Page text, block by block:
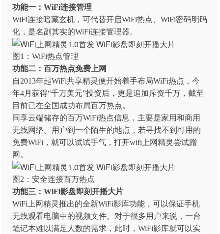
功能一：WiFi连接管理
WiFi连接暗藏玄机，可代替开启WiFi热点、WiFi密码明码
化，是名副其实的WiFi连接管理器。
图1：WiFi热点管理
功能二：百万热点免费上网
自2013年起WiFi共享精灵便开始着手布局WiFi热点，今
年4月获得“千万美元”投资后，更是追加斥资千万，截至
目前已在全国成功布局百万热点。
同享云端储存的百万WiFi热点信息，主要是家用和商用
无线网络。用户到一个陌生的地点，若寻找不到可用的
免费WiFi，就可以试试手气，打开wifi上网精灵尝试蹭
网。
图2：安全连接百万热点
功能三：WiFi影盘即刻开播大片
WiFi上网精灵推出的全新WiFi影库功能，可以保证手机
无线观看电脑中的视频文件。对于很多用户来说，一台
笔记本难以满足人数的需求，此时，WiFi影库就可以实